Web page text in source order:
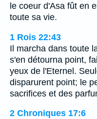
le coeur d'Asa fût en
toute sa vie.
1 Rois 22:43
Il marcha dans toute
s'en détourna point,
yeux de l'Eternel.
disparurent point; le
sacrifices et des
2 Chroniques 17:6